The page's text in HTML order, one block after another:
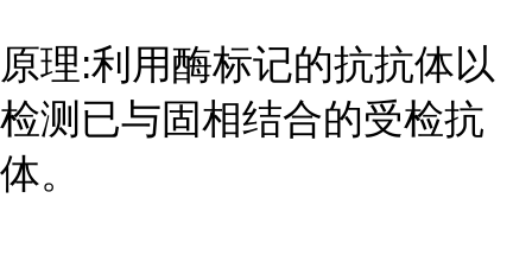
原理:利用酶标记的抗抗体以
检测已与固相结合的受检抗
体。